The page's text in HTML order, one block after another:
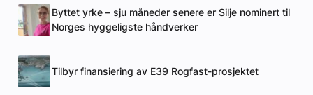
Byttet yrke – sju måneder senere er Silje nominert til
Norges hyggeligste håndverker
Tilbyr finansiering av E39 Rogfast-prosjektet